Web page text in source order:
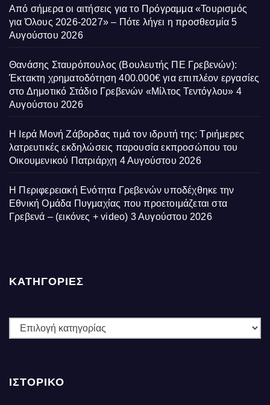
Από σήμερα οι αιτήσεις για το Πρόγραμμα «Τουρισμός
για Όλους 2026-2027» – Πότε λήγει η προσθεσμία 5
Αυγούστου 2026
Θανάσης Σταυρόπουλος (Βουλευτής ΠΕ Γρεβενών):
Έκτακτη χρηματοδότηση 400.000€ για επιπλέον εργασίες
στο Δημοτικό Στάδιο Γρεβενών «Μίλτος Τεντόγλου» 4
Αυγούστου 2026
Η Ιερά Μονή Ζάβορδας τιμά τον ιδρυτή της: Τριήμερες
λατρευτικές εκδηλώσεις παρουσία εκπροσώπου του
Οικουμενικού Πατριάρχη 4 Αυγούστου 2026
Η Περιφερειακή Ενότητα Γρεβενών υποδέχθηκε την
Εθνική Ομάδα Πυγμαχίας που προετοιμάζεται στα
Γρεβενά – (εικόνες + video) 3 Αυγούστου 2026
ΚΑΤΗΓΟΡΙΕΣ
ΚΑΤΗΓΟΡΙΕΣ
ΙΣΤΟΡΙΚΌ